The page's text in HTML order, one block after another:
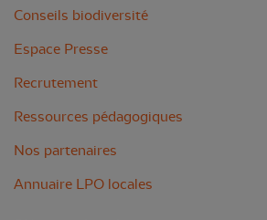
Conseils biodiversité
Espace Presse
Recrutement
Ressources pédagogiques
Nos partenaires
Annuaire LPO locales